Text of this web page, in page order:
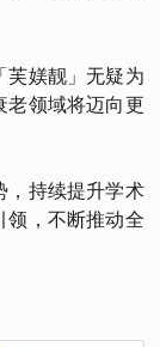
芙媄靓」无疑为
老领域将迈向更
，持续提升学术
领，不断推动全